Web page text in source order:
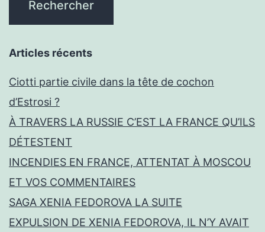
Articles récents
Ciotti partie civile dans la tête de cochon
d’Estrosi ?
À TRAVERS LA RUSSIE C’EST LA FRANCE QU’ILS
DÉTESTENT
INCENDIES EN FRANCE, ATTENTAT À MOSCOU
ET VOS COMMENTAIRES
SAGA XENIA FEDOROVA LA SUITE
EXPULSION DE XENIA FEDOROVA, IL N’Y AVAIT